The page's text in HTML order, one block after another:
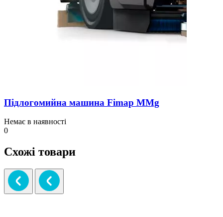
Підлогомийна машина Fimap MMg
Немає в наявності
0
Схожі товари